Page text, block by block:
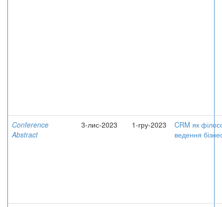
Conference
Abstract
3-лис-2023 1-гру-2023
CRM як
ведення